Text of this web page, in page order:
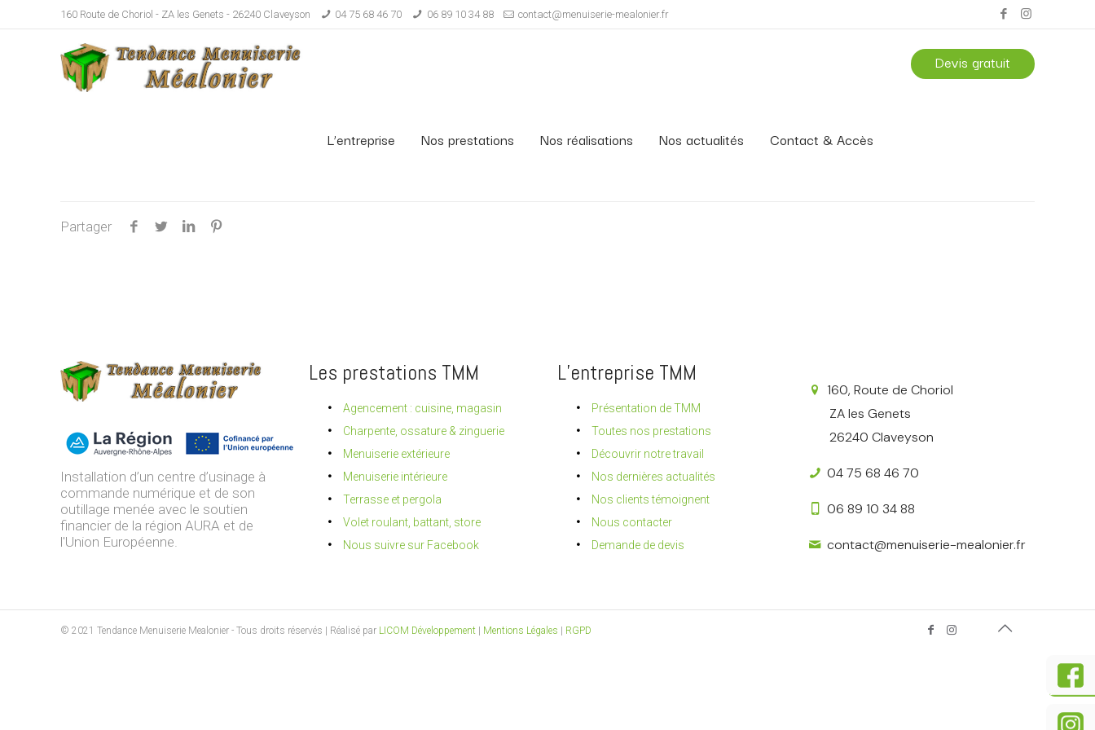
160 Route de Choriol - ZA les Genets - 26240 Claveyson 04 75 68 46 70 06 89 10 34 88 contact@menuiserie-mealonier.fr
L’entreprise Nos prestations Nos réalisations Nos actualités Contact & Accès
Devis gratuit
Partager
Installation d’un centre d’usinage à
commande numérique et de son
outillage menée avec le soutien
financier de la région AURA et de
l'Union Européenne.
Les prestations TMM
Agencement : cuisine, magasin
Charpente, ossature & zinguerie
Menuiserie extérieure
Menuiserie intérieure
Terrasse et pergola
Volet roulant, battant, store
Nous suivre sur Facebook
L’entreprise TMM
Présentation de TMM
Toutes nos prestations
Découvrir notre travail
Nos dernières actualités
Nos clients témoignent
Nous contacter
Demande de devis
160, Route de Choriol
ZA les Genets
26240 Claveyson
04 75 68 46 70
06 89 10 34 88
contact@menuiserie-mealonier.fr
© 2021 Tendance Menuiserie Mealonier - Tous droits réservés | Réalisé par LICOM Développement Mentions Légales RGPD